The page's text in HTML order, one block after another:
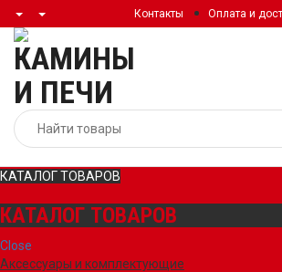
Контакты Оплата и
КАТАЛОГ ТОВАРОВ
КАТАЛОГ ТОВАРОВ
Close
Аксессуары и комплектующие